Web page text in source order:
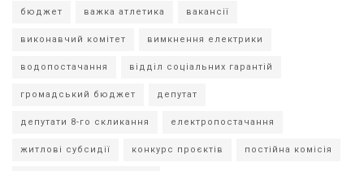
бюджет важка атлетика вакансії
виконавчий комітет вимкнення електрики
водопостачання відділ соціальних гарантій
громадський бюджет депутат
депутати 8-го скликання електропостачання
житлові субсидії конкурс проєктів постійна комісія